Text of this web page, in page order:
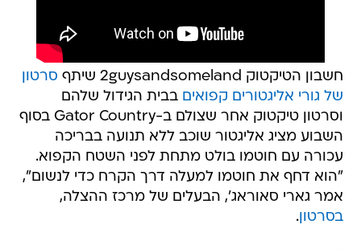
חשבון הטיקטוק 2guysandsomeland שיתף
סרטון
של גורי אליגטורים קפואים בבית הגידול שלהם
וסרטון טיקטוק אחר שצולם ב-Gator Country בסוף
השבוע מציג אליגטור שוכב ללא תנועה בבריכה
עכורה עם חוטמו בולט מתחת לפני השטח הקפוא.
"הוא דחף את חוטמו למעלה דרך הקרח כדי לנשום",
אמר גארי סאוראג', הבעלים של מרכז ההצלה,
בסרטון.